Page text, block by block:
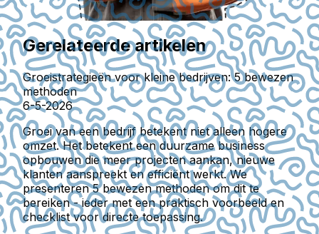
Gerelateerde artikelen
Groeistrategieën voor kleine bedrijven: 5 bewezen
methoden
6-5-2026
Groei van een bedrijf betekent niet alleen hogere
omzet. Het betekent een duurzame business
opbouwen die meer projecten aankan, nieuwe
klanten aanspreekt en efficiënt werkt. We
presenteren 5 bewezen methoden om dit te
bereiken - ieder met een praktisch voorbeeld en
checklist voor directe toepassing.